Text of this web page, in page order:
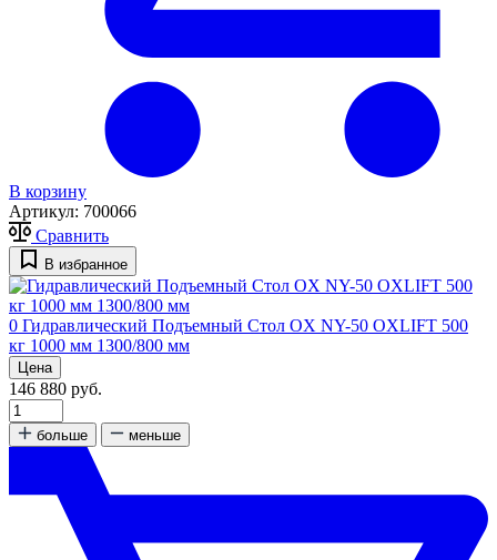
В корзину
Артикул: 700066
Сравнить
В избранное
0 Гидравлический Подъемный Стол OX NY-50 OXLIFT 500
кг 1000 мм 1300/800 мм
Цена
146 880 руб.
больше меньше